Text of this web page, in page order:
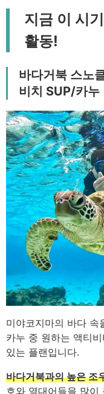
지금 이 시
활동!
바다거북 스노
비치 SUP/카누
미야코지마의 바다 속
카누 중 원하는 액티
있는 플랜입니다.
바다거북과의 높은 조
호와 열대어들을 많이